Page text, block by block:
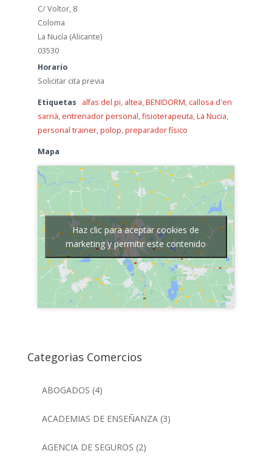
C/ Voltor, 8
Coloma
La Nucía (Alicante)
03530
Horario
Solicitar cita previa
Etiquetas alfas del pi, altea,BENIDORM, callosa d'en
sarrià, entrenador personal,fisioterapeuta,La Nucia,
personal trainer,polop,preparador físico
Mapa
Haz clic para aceptar cookies de
marketing y permitir este contenido
Categorias Comercios
ABOGADOS (4)
ACADEMIAS DE ENSEÑANZA(3)
AGENCIA DE SEGUROS (2)